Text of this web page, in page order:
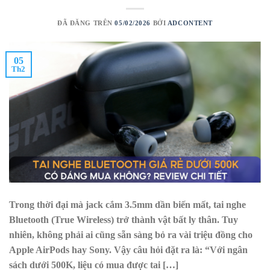
ĐÃ ĐĂNG TRÊN05/02/2026 BỞI ADCONTENT
05
Th2
Trong thời đại mà jack cắm 3.5mm dần biến mất, tai nghe
Bluetooth (True Wireless) trở thành vật bất ly thân. Tuy
nhiên, không phải ai cũng sẵn sàng bỏ ra vài triệu đồng cho
Apple AirPods hay Sony. Vậy câu hỏi đặt ra là: “Với ngân
sách dưới 500K, liệu có mua được tai […]